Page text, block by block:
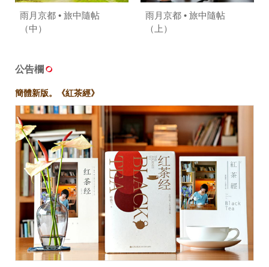
雨月京都 • 旅中隨帖
（中）
雨月京都 • 旅中隨帖
（上）
公告欄
簡體新版。《紅茶經》